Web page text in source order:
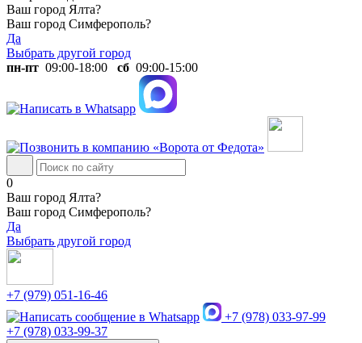
Ваш город Ялта?
Ваш город Симферополь?
Да
Выбрать другой город
пн-пт 09:00-18:00 сб 09:00-15:00
0
Ваш город Ялта?
Ваш город Симферополь?
Да
Выбрать другой город
+7 (979) 051-16-46
+7 (978) 033-97-99
+7 (978) 033-99-37